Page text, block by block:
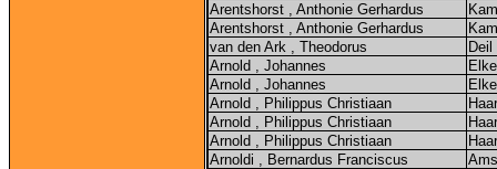
Arentshorst , Anthonie Gerhardus
Arentshorst , Anthonie Gerhardus
van den Ark , Theodorus
Deil
Arnold , Johannes
Arnold , Johannes
Arnold , Philippus Christiaan
Arnold , Philippus Christiaan
Arnold , Philippus Christiaan
Arnoldi , Bernardus Franciscus